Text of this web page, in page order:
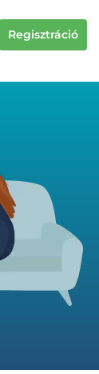
Regisztráció